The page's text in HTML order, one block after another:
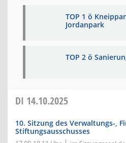
TOP 1 ö
Jordanpark
TOP 2 ö
DI 14.10.2025
10. Sitzung des Verwaltungs-,
Stiftungsausschusses